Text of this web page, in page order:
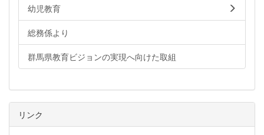
幼児教育
総務係より
群馬県教育ビジョンの実現へ向けた取組
リンク